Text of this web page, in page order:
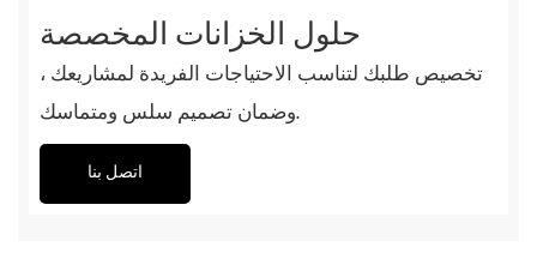
حلول الخزانات المخصصة
تخصيص طلبك لتناسب الاحتياجات الفريدة لمشاريعك ،
وضمان تصميم سلس ومتماسك.
اتصل بنا